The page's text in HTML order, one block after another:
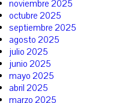
noviembre 2025
octubre 2025
septiembre 2025
agosto 2025
julio 2025
junio 2025
mayo 2025
abril 2025
marzo 2025